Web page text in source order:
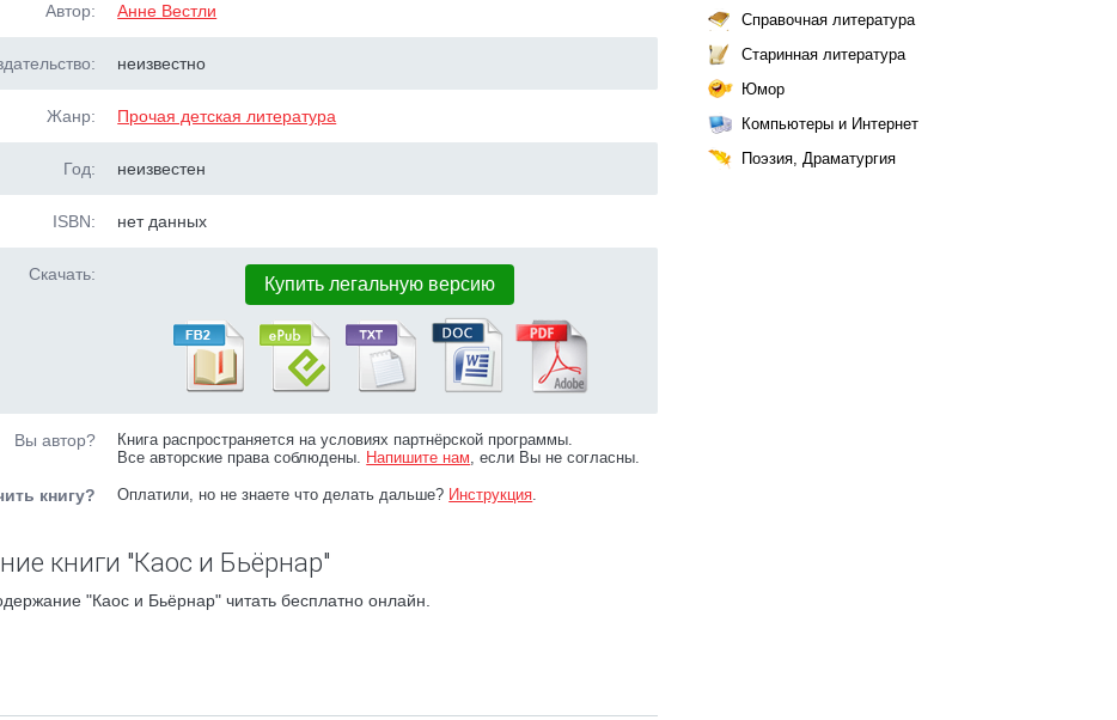
Автор: Анне Вестли
неизвестно
Жанр: Прочая детская литература
Год: неизвестен
ISBN: нет данных
Скачать: Купить легальную версию
Вы автор?
Книга распространяется на условиях партнёрской программы.
Все авторские права соблюдены. Напишите нам, если Вы не согласны.
книгу? Оплатили, но не знаете что делать дальше? Инструкция.
книги "Каос и Бьёрнар"
"Каос и Бьёрнар" читать бесплатно онлайн.
Справочная литература
Старинная литература
Юмор
Компьютеры и Интернет
Поэзия, Драматургия